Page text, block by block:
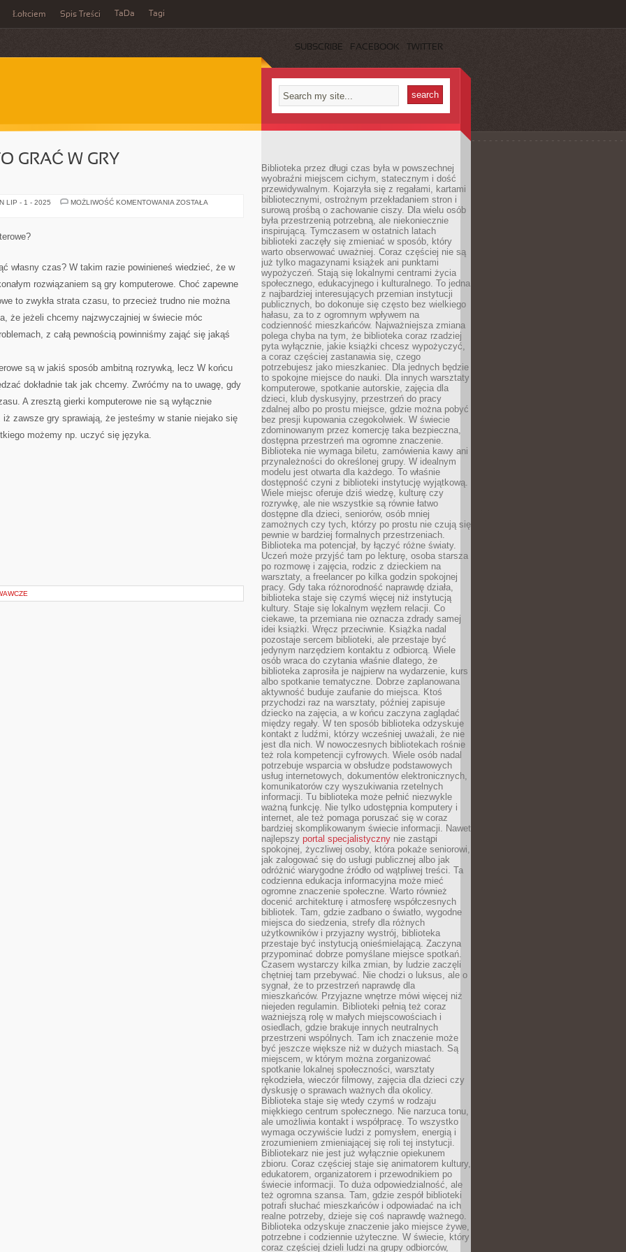
Łokciem Spis Treści TaDa Tagi
SUBSCRIBE FACEBOOK TWITTER
GRAĆ W GRY
LIP - 1 - 2025 MOŻLIWOŚĆ KOMENTOWANIA DLACZEGO
ZOSTAŁA
własny czas? W takim razie powinieneś wiedzieć, że w
rozwiązaniem są gry komputerowe. Choć zapewne
to zwykła strata czasu, to przecież trudno nie można
że jeżeli chcemy najzwyczajniej w świecie móc
z całą pewnością powinniśmy zająć się jakąś
są w jakiś sposób ambitną rozrywką, lecz W końcu
dokładnie tak jak chcemy. Zwróćmy na to uwagę, gdy
A zresztą gierki komputerowe nie są wyłącznie
zawsze gry sprawiają, że jesteśmy w stanie niejako się
możemy np. uczyć się języka.
Biblioteka przez długi czas była w powszechnej
wyobraźni miejscem cichym, statecznym i dość
przewidywalnym. Kojarzyła się z regałami, kartami
bibliotecznymi, ostrożnym przekładaniem stron i
surową prośbą o zachowanie ciszy. Dla wielu osób
była przestrzenią potrzebną, ale niekoniecznie
inspirującą. Tymczasem w ostatnich latach
biblioteki zaczęły się zmieniać w sposób, który
warto obserwować uważniej. Coraz częściej nie są
już tylko magazynami książek ani punktami
wypożyczeń. Stają się lokalnymi centrami życia
społecznego, edukacyjnego i kulturalnego. To jedna
z najbardziej interesujących przemian instytucji
publicznych, bo dokonuje się często bez wielkiego
hałasu, za to z ogromnym wpływem na
codzienność mieszkańców. Najważniejsza zmiana
polega chyba na tym, że biblioteka coraz rzadziej
pyta wyłącznie, jakie książki chcesz wypożyczyć,
a coraz częściej zastanawia się, czego
potrzebujesz jako mieszkaniec. Dla jednych będzie
to spokojne miejsce do nauki. Dla innych warsztaty
komputerowe, spotkanie autorskie, zajęcia dla
dzieci, klub dyskusyjny, przestrzeń do pracy
zdalnej albo po prostu miejsce, gdzie można pobyć
bez presji kupowania czegokolwiek. W świecie
zdominowanym przez komercję taka bezpieczna,
dostępna przestrzeń ma ogromne znaczenie.
Biblioteka nie wymaga biletu, zamówienia kawy ani
przynależności do określonej grupy. W idealnym
modelu jest otwarta dla każdego. To właśnie
dostępność czyni z biblioteki instytucję wyjątkową.
Wiele miejsc oferuje dziś wiedzę, kulturę czy
rozrywkę, ale nie wszystkie są równie łatwo
dostępne dla dzieci, seniorów, osób mniej
zamożnych czy tych, którzy po prostu nie czują się
pewnie w bardziej formalnych przestrzeniach.
Biblioteka ma potencjał, by łączyć różne światy.
Uczeń może przyjść tam po lekturę, osoba starsza
po rozmowę i zajęcia, rodzic z dzieckiem na
warsztaty, a freelancer po kilka godzin spokojnej
pracy. Gdy taka różnorodność naprawdę działa,
biblioteka staje się czymś więcej niż instytucją
kultury. Staje się lokalnym węzłem relacji. Co
ciekawe, ta przemiana nie oznacza zdrady samej
idei książki. Wręcz przeciwnie. Książka nadal
pozostaje sercem biblioteki, ale przestaje być
jedynym narzędziem kontaktu z odbiorcą. Wiele
osób wraca do czytania właśnie dlatego, że
biblioteka zaprosiła je najpierw na wydarzenie, kurs
albo spotkanie tematyczne. Dobrze zaplanowana
aktywność buduje zaufanie do miejsca. Ktoś
przychodzi raz na warsztaty, później zapisuje
dziecko na zajęcia, a w końcu zaczyna zaglądać
między regały. W ten sposób biblioteka odzyskuje
kontakt z ludźmi, którzy wcześniej uważali, że nie
jest dla nich. W nowoczesnych bibliotekach rośnie
też rola kompetencji cyfrowych. Wiele osób nadal
potrzebuje wsparcia w obsłudze podstawowych
usług internetowych, dokumentów elektronicznych,
komunikatorów czy wyszukiwania rzetelnych
informacji. Tu biblioteka może pełnić niezwykle
ważną funkcję. Nie tylko udostępnia komputery i
internet, ale też pomaga poruszać się w coraz
bardziej skomplikowanym świecie informacji. Nawet
najlepszy portal specjalistyczny nie zastąpi
spokojnej, życzliwej osoby, która pokaże seniorowi,
jak zalogować się do usługi publicznej albo jak
odróżnić wiarygodne źródło od wątpliwej treści. Ta
codzienna edukacja informacyjna może mieć
ogromne znaczenie społeczne. Warto również
docenić architekturę i atmosferę współczesnych
bibliotek. Tam, gdzie zadbano o światło, wygodne
miejsca do siedzenia, strefy dla różnych
użytkowników i przyjazny wystrój, biblioteka
przestaje być instytucją onieśmielającą. Zaczyna
przypominać dobrze pomyślane miejsce spotkań.
Czasem wystarczy kilka zmian, by ludzie zaczęli
chętniej tam przebywać. Nie chodzi o luksus, ale o
sygnał, że to przestrzeń naprawdę dla
mieszkańców. Przyjazne wnętrze mówi więcej niż
niejeden regulamin. Biblioteki pełnią też coraz
ważniejszą rolę w małych miejscowościach i
osiedlach, gdzie brakuje innych neutralnych
przestrzeni wspólnych. Tam ich znaczenie może
być jeszcze większe niż w dużych miastach. Są
miejscem, w którym można zorganizować
spotkanie lokalnej społeczności, warsztaty
rękodzieła, wieczór filmowy, zajęcia dla dzieci czy
dyskusję o sprawach ważnych dla okolicy.
Biblioteka staje się wtedy czymś w rodzaju
miękkiego centrum społecznego. Nie narzuca tonu,
ale umożliwia kontakt i współpracę. To wszystko
wymaga oczywiście ludzi z pomysłem, energią i
zrozumieniem zmieniającej się roli tej instytucji.
Bibliotekarz nie jest już wyłącznie opiekunem
zbioru. Coraz częściej staje się animatorem kultury,
edukatorem, organizatorem i przewodnikiem po
świecie informacji. To duża odpowiedzialność, ale
też ogromna szansa. Tam, gdzie zespół biblioteki
potrafi słuchać mieszkańców i odpowiadać na ich
realne potrzeby, dzieje się coś naprawdę ważnego.
Biblioteka odzyskuje znaczenie jako miejsce żywe,
potrzebne i codziennie użyteczne. W świecie, który
coraz częściej dzieli ludzi na grupy odbiorców,